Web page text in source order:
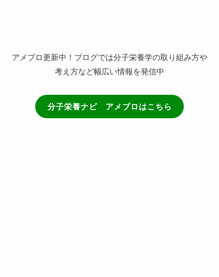
アメブロ更新中！ブログでは分子栄養学の取り組み方や
考え方など幅広い情報を発信中
分子栄養ナビ アメブロはこちら